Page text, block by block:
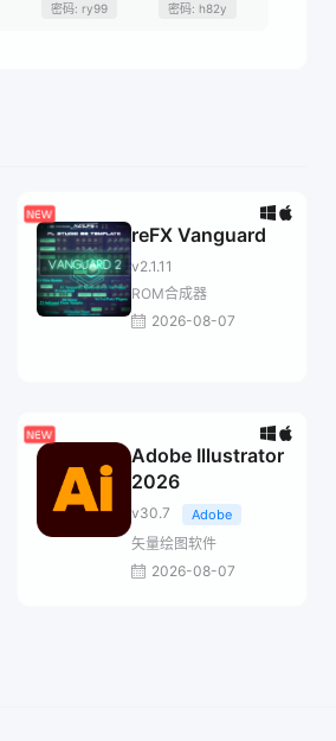
密码: ry99 密码: h82y
reFX Vanguard
v2.1.11
ROM合成器
2026-08-07
Adobe Illustrator
2026
v30.7 Adobe
矢量绘图软件
2026-08-07